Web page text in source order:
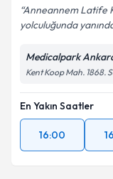
Anneannem Latife
yolculuğunda
Medicalpark
Kent Koop Mah. 1868.
En Yakın Saatler
16:00